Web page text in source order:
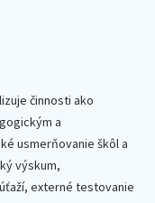
činnosti ako
a
usmerňovanie škôl a
výskum,
externé testovanie